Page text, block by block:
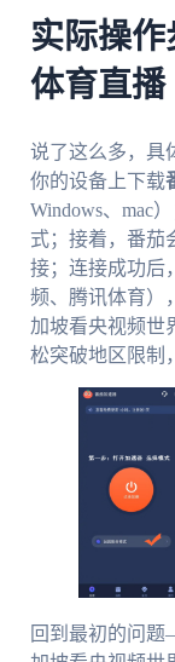
实际操
体育直播
说了这么多，具
你的设备上下载
Windows、mac
式；接着，番茄
接；连接成功后
频、腾讯体育）
加坡看央视频世
松突破地区限制
回到最初的问